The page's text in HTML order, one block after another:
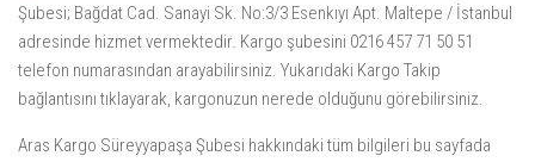
Şubesi; Bağdat Cad. Sanayi Sk. No:3/3 Esenkıyı Apt. Maltepe / İstanbul
adresinde hizmet vermektedir. Kargo şubesini 0216 457 71 50 51
telefon numarasından arayabilirsiniz. Yukarıdaki Kargo Takip
bağlantısını tıklayarak, kargonuzun nerede olduğunu görebilirsiniz.
Aras Kargo Süreyyapaşa Şubesi hakkındaki tüm bilgileri bu sayfada